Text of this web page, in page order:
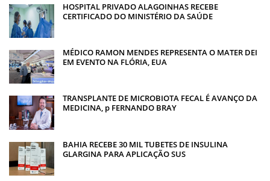
HOSPITAL PRIVADO ALAGOINHAS RECEBE
CERTIFICADO DO MINISTÉRIO DA SAÚDE
MÉDICO RAMON MENDES REPRESENTA O MATER DEI
EM EVENTO NA FLÓRIA, EUA
TRANSPLANTE DE MICROBIOTA FECAL É AVANÇO DA
MEDICINA, p FERNANDO BRAY
BAHIA RECEBE 30 MIL TUBETES DE INSULINA
GLARGINA PARA APLICAÇÃO SUS